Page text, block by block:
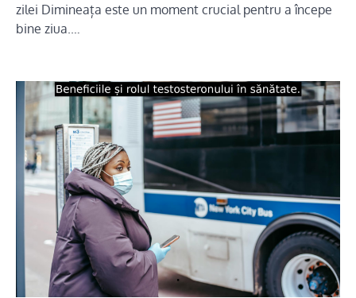
zilei Dimineața este un moment crucial pentru a începe
bine ziua.…